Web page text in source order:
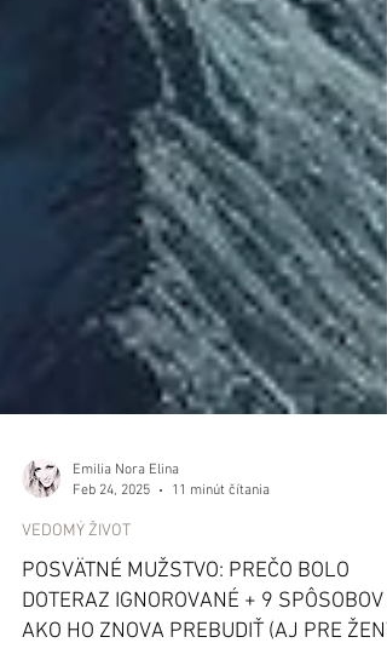
Emilia Nora Elina
Feb 24, 2025
11 minút čítania
VEDOMÝ ŽIVOT